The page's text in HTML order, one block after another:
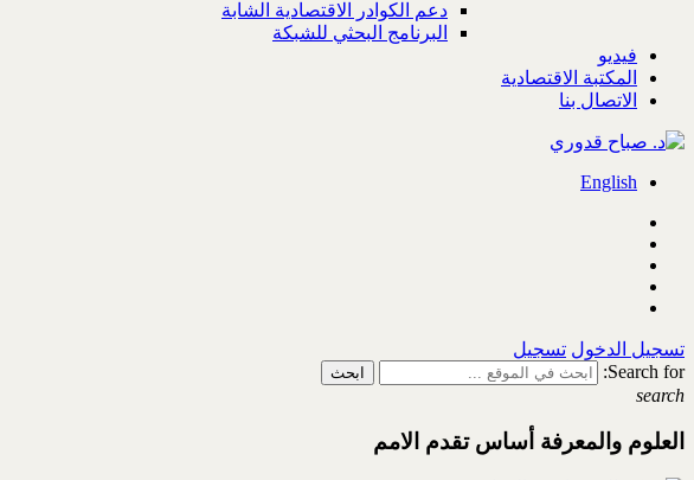
دعم الكوادر الاقتصادية الشابة
البرنامج البحثي للشبكة
فيديو
المكتبة الاقتصادية
الاتصال بنا
English
تسجيل الدخول تسجيل
Search for:
search
العلوم والمعرفة أساس تقدم الامم